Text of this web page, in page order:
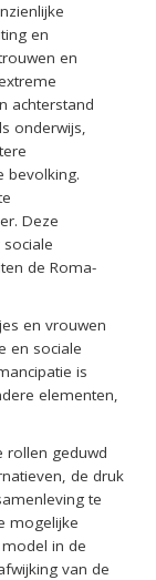
en
en
achterstand
onderwijs,
bevolking.
Deze
de Roma-
en vrouwen
en sociale
is
elementen,
rollen geduwd
de druk
te
mogelijke
in de
van de